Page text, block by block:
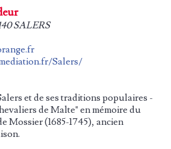
SALERS
Salers/
et de ses traditions populaires -
de Malte" en mémoire du
Mossier (1685-1745), ancien